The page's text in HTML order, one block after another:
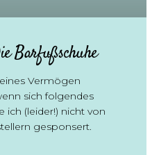
Barfußschuhe
Vermögen
sich folgendes
ich (leider!) nicht von
gesponsert.